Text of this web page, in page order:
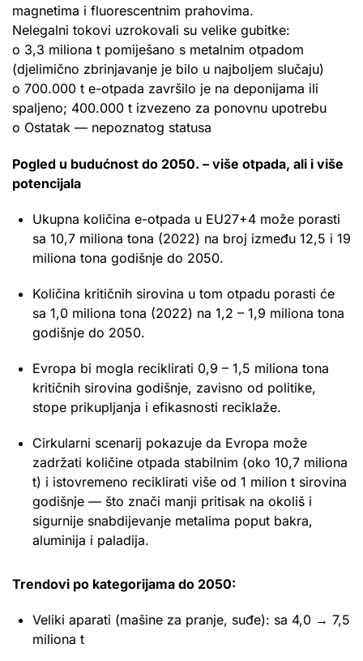
magnetima i fluorescentnim prahovima.
Nelegalni tokovi uzrokovali su velike gubitke:
o 3,3 miliona t pomiješano s metalnim otpadom
(djelimično zbrinjavanje je bilo u najboljem slučaju)
o 700.000 t e-otpada završilo je na deponijama ili
spaljeno; 400.000 t izvezeno za ponovnu upotrebu
o Ostatak — nepoznatog statusa
Pogled u budućnost do 2050. – više otpada, ali i više
potencijala
Ukupna količina e-otpada u EU27+4 može porasti
sa 10,7 miliona tona (2022) na broj između 12,5 i 19
miliona tona godišnje do 2050.
Količina kritičnih sirovina u tom otpadu porasti će
sa 1,0 miliona tona (2022) na 1,2 – 1,9 miliona tona
godišnje do 2050.
Evropa bi mogla reciklirati 0,9 – 1,5 miliona tona
kritičnih sirovina godišnje, zavisno od politike,
stope prikupljanja i efikasnosti reciklaže.
Cirkularni scenarij pokazuje da Evropa može
zadržati količine otpada stabilnim (oko 10,7 miliona
t) i istovremeno reciklirati više od 1 milion t sirovina
godišnje — što znači manji pritisak na okoliš i
sigurnije snabdijevanje metalima poput bakra,
aluminija i paladija.
Trendovi po kategorijama do 2050:
Veliki aparati (mašine za pranje, suđe): sa 4,0 → 7,5
miliona t